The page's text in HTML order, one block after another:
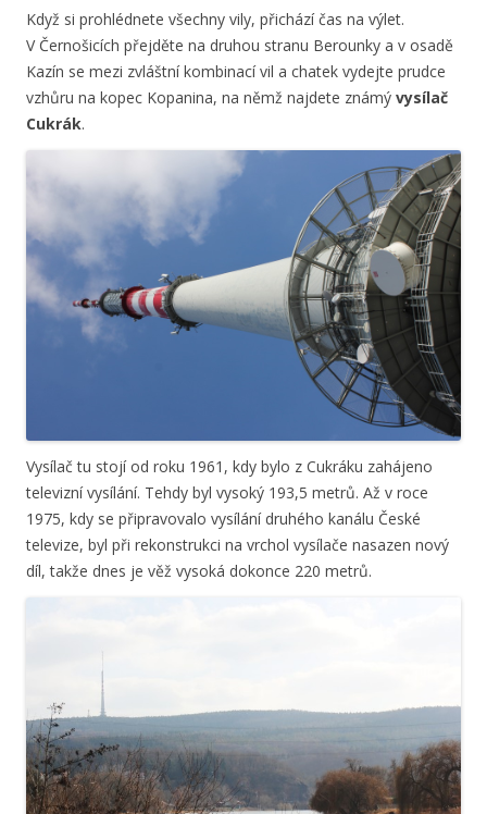
Když si prohlédnete všechny vily, přichází čas na výlet.
V Černošicích přejděte na druhou stranu Berounky a v osadě
Kazín se mezi zvláštní kombinací vil a chatek vydejte prudce
vzhůru na kopec Kopanina, na němž najdete známý vysílač
Cukrák.
Vysílač tu stojí od roku 1961, kdy bylo z Cukráku zahájeno
televizní vysílání. Tehdy byl vysoký 193,5 metrů. Až v roce
1975, kdy se připravovalo vysílání druhého kanálu České
televize, byl při rekonstrukci na vrchol vysílače nasazen nový
díl, takže dnes je věž vysoká dokonce 220 metrů.